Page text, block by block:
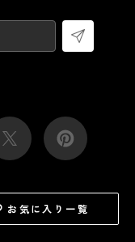
お気に入り一覧